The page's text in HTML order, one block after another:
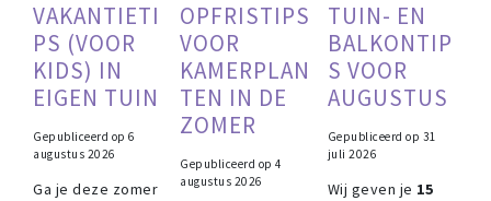
VAKANTIETI
PS (VOOR
KIDS) IN
EIGEN TUIN
Gepubliceerd op 6
augustus 2026
Ga je deze zomer
OPFRISTIPS
VOOR
KAMERPLAN
TEN IN DE
ZOMER
Gepubliceerd op4
augustus 2026
TUIN- EN
BALKONTIP
S VOOR
AUGUSTUS
Gepubliceerd op 31
juli 2026
Wij geven je 15